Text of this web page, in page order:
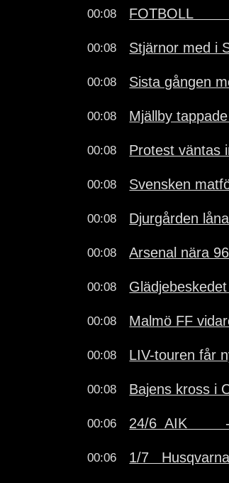
00:08 FOTBOLL
00:08 Stjärnor med i
00:08 Sista gången
00:08 Mjällby
00:08 Protest väntas
00:08 Svensken
00:08 Djurgården
00:08 Arsenal nära
00:08
00:08 Malmö FF
00:08 LIV-touren får
00:08 Bajens kross i
00:06 24/6  AIK
00:06 1/7